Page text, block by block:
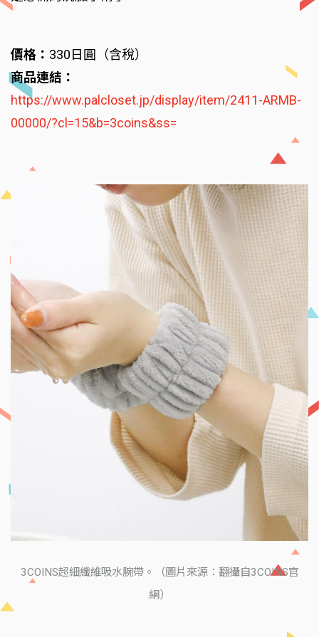
價格： 330日圓（含稅）
商品連結：
https://www.palcloset.jp/display/item/2411-ARMB-
00000/?cl=15&b=3coins&ss=
3COINS超細纖維吸水腕帶。（圖片來源：翻攝自3COINS官
網）